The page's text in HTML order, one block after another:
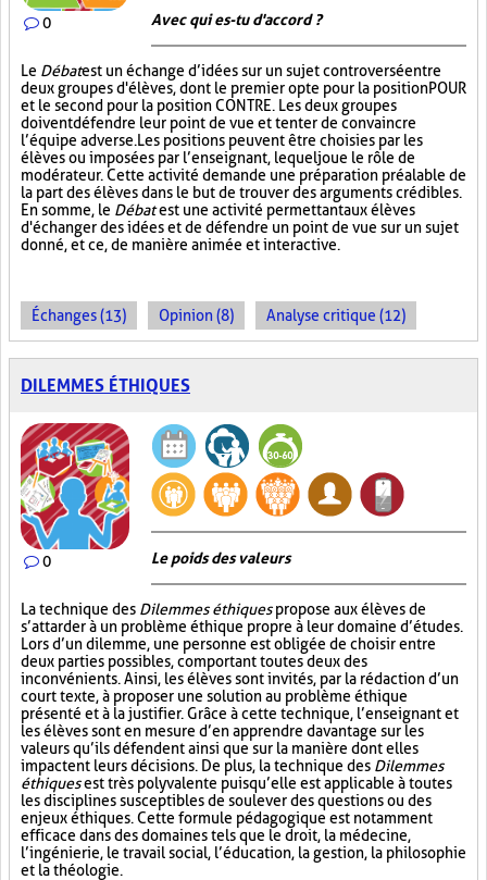
0 Avec qui es-tu d'accord ?
Le Débatest un échange d’idées sur un sujet controversé entre
deux groupes d'élèves, dont le premier opte pour la position POUR
et le second pour la position CONTRE. Les deux groupes
doivent défendre leur point de vue et tenter de convaincre
l’équipe adverse. Les positions peuvent être choisies par les
élèves ou imposées par l’enseignant, lequel joue le rôle de
modérateur. Cette activité demande une préparation préalable de
la part des élèves dans le but de trouver des arguments crédibles.
En somme, le Débatest une activité permettant aux élèves
d'échanger des idées et de défendre un point de vue sur un sujet
donné, et ce, de manière animée et interactive.
Échanges (13) Opinion (8) Analyse critique (12)
DILEMMES ÉTHIQUES
0 Le poids des valeurs
La technique des Dilemmes éthiquespropose aux élèves de
s’attarder à un problème éthique propre à leur domaine d’études.
Lors d’un dilemme, une personne est obligée de choisir entre
deux parties possibles, comportant toutes deux des
inconvénients. Ainsi, les élèves sont invités, par la rédaction d’un
court texte, à proposer une solution au problème éthique
présenté et à la justifier. Grâce à cette technique, l’enseignant et
les élèves sont en mesure d’en apprendre davantage sur les
valeurs qu’ils défendent ainsi que sur la manière dont elles
impactent leurs décisions. De plus, la technique des Dilemmes
éthiquesest très polyvalente puisqu’elle est applicable à toutes
les disciplines susceptibles de soulever des questions ou des
enjeux éthiques. Cette formule pédagogique est notamment
efficace dans des domaines tels que le droit, la médecine,
l’ingénierie, le travail social, l’éducation, la gestion, la philosophie
et la théologie.